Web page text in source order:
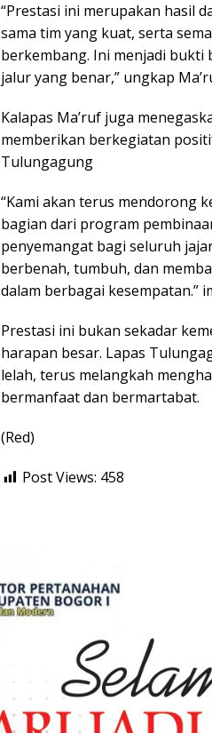
“Prestasi ini merupakan hasil
sama tim yang kuat, serta
berkembang. Ini menjadi bukti
jalur yang benar,” ungkap
Kalapas Ma’ruf juga
memberikan berkegiatan
Tulungagung
“Kami akan terus mendorong
bagian dari program
penyemangat bagi seluruh
berbenah, tumbuh, dan
dalam berbagai kesempatan.”
Prestasi ini bukan sekadar
harapan besar. Lapas
lelah, terus melangkah
bermanfaat dan bermartabat.
(Red)
Post Views: 458